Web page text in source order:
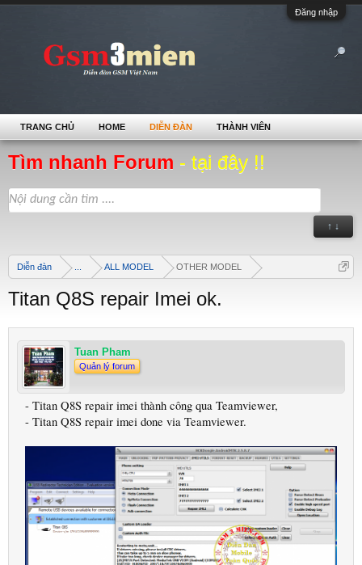
Đăng nhập
Tìm nhanh Forum - tại đây !!
↑ ↓
Diễn đàn ALL MODEL OTHER MODEL
Titan Q8S repair Imei ok.
Tuan Pham
Quản lý forum
- Titan Q8S repair imei thành công qua Teamviewer,
- Titan Q8S repair imei done via Teamviewer.
TRANG CHỦ HOME DIỄN ĐÀN THÀNH VIÊN